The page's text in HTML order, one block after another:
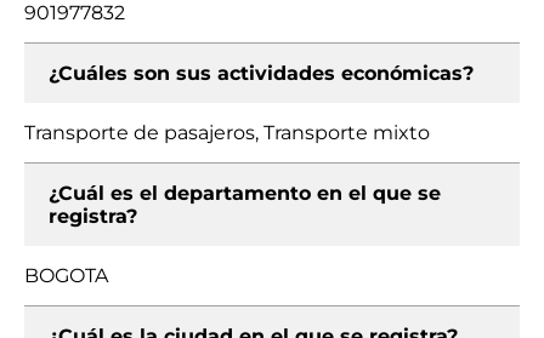
901977832
¿Cuáles son sus actividades económicas?
Transporte de pasajeros, Transporte mixto
¿Cuál es el departamento en el que se
registra?
BOGOTA